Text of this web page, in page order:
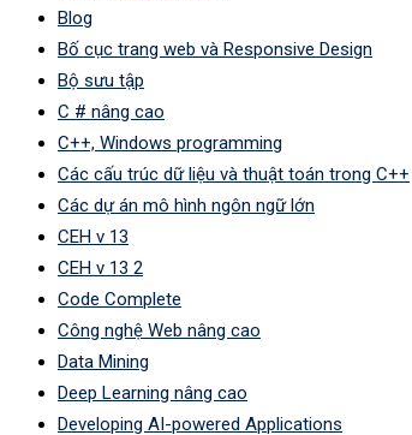
Blog
Bố cục trang web và Responsive Design
Bộ sưu tập
C # nâng cao
C++, Windows programming
Các cấu trúc dữ liệu và thuật toán trong C++
Các dự án mô hình ngôn ngữ lớn
CEH v 13
CEH v 13 2
Code Complete
Công nghệ Web nâng cao
Data Mining
Deep Learning nâng cao
Developing AI-powered Applications